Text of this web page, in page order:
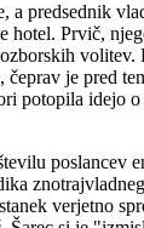
a predsednik
hotel. Prvič,
volitev.
čeprav je pred
potopila idejo
poslancev
verjetno